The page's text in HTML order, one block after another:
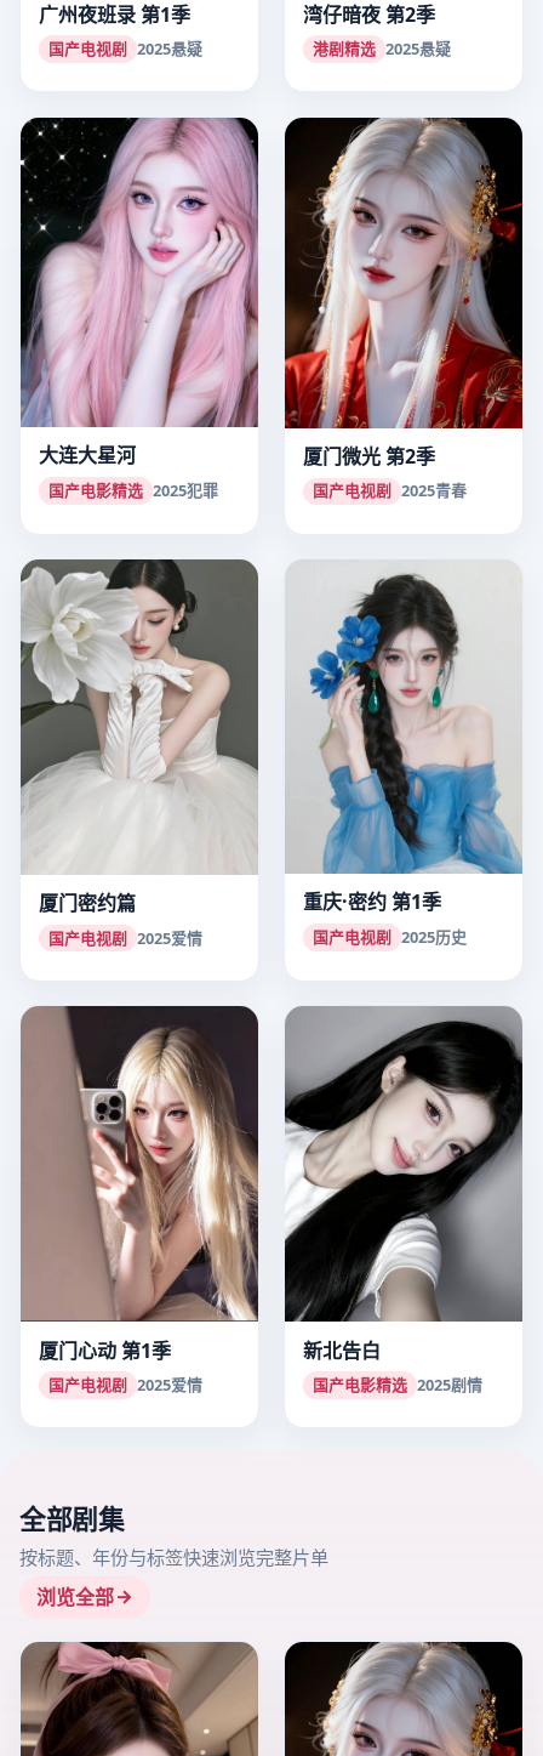
广州夜班录 第1季
国产电视剧 2025悬疑
湾仔暗夜 第2季
港剧精选 2025悬疑
大连大星河
国产电影精选 2025犯罪
厦门微光 第2季
国产电视剧 2025青春
厦门密约篇
国产电视剧 2025爱情
重庆·密约 第1季
国产电视剧 2025历史
厦门心动 第1季
国产电视剧 2025爱情
新北告白
国产电影精选 2025剧情
全部剧集
按标题、年份与标签快速浏览完整片单
浏览全部